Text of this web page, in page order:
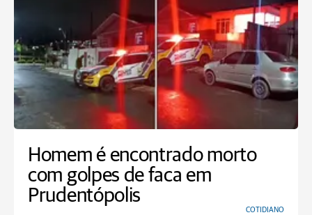
Homem é encontrado morto
com golpes de faca em
Prudentópolis
COTIDIANO